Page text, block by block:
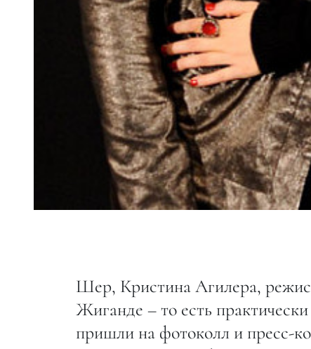
Шер, Кристина Агилера,
Жиганде – то есть
пришли на фотоколл и пресс-